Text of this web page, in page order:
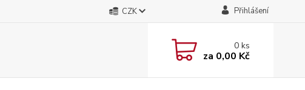
CZK Přihlášení
0ks
za 0,00 Kč